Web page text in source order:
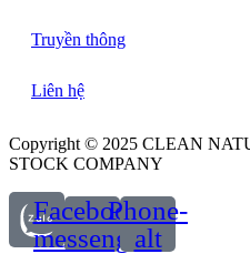
Truyền thông
Liên hệ
Copyright © 2025 CLEAN
STOCK COMPANY
Facebook-
messenger
Phone-
alt